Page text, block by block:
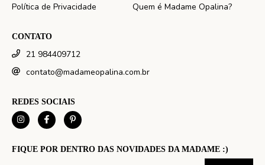
Política de Privacidade Quem é Madame Opalina?
CONTATO
21 984409712
contato@madameopalina.com.br
REDES SOCIAIS
FIQUE POR DENTRO DAS NOVIDADES DA MADAME :)